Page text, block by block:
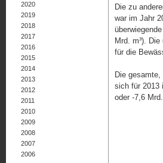
Die zu
war im Jahr
Mrd. m³).
für die
Die
sich für 2013
oder -7,6
2020
2019
2018
2017
2016
2015
2014
2013
2012
2011
2010
2009
2008
2007
2006